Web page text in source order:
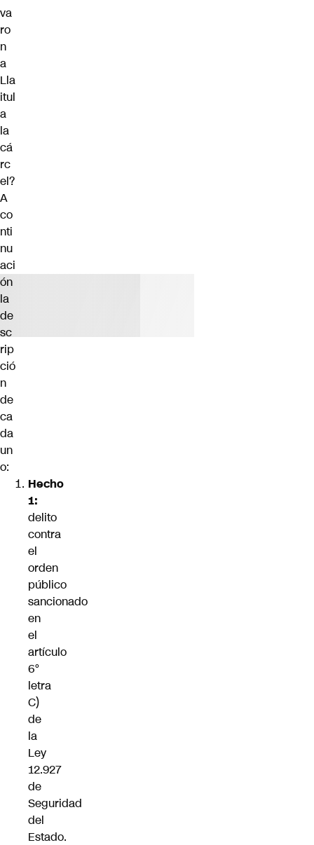
va
ro
n
a
Lla
itul
a
la
cá
rc
el?
A
co
nti
nu
aci
ón
la
de
sc
rip
ció
n
de
ca
da
un
o:
Hecho
1:
delito
contra
el
orden
público
sancionado
en
el
artículo
6°
letra
C)
de
la
Ley
12.927
de
Seguridad
del
Estado.